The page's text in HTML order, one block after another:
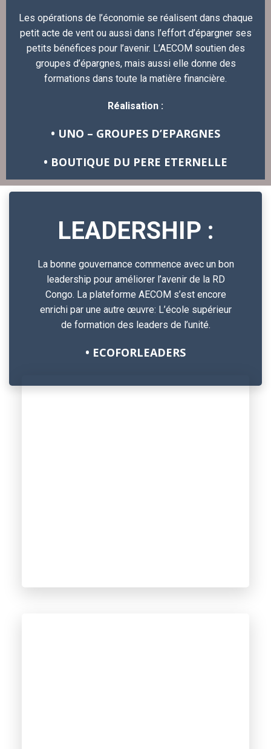
Les opérations de l’économie se réalisent dans chaque
petit acte de vent ou aussi dans l’effort d’épargner ses
petits bénéfices pour l’avenir. L’AECOM soutien des
groupes d’épargnes, mais aussi elle donne des
formations dans toute la matière financière.
Réalisation :
• UNO – GROUPES D’EPARGNES
• BOUTIQUE DU PERE ETERNELLE
LEADERSHIP :
La bonne gouvernance commence avec un bon
leadership pour améliorer l’avenir de la RD
Congo. La plateforme AECOM s’est encore
enrichi par une autre œuvre: L’école supérieur
de formation des leaders de l’unité.
• ECOFORLEADERS